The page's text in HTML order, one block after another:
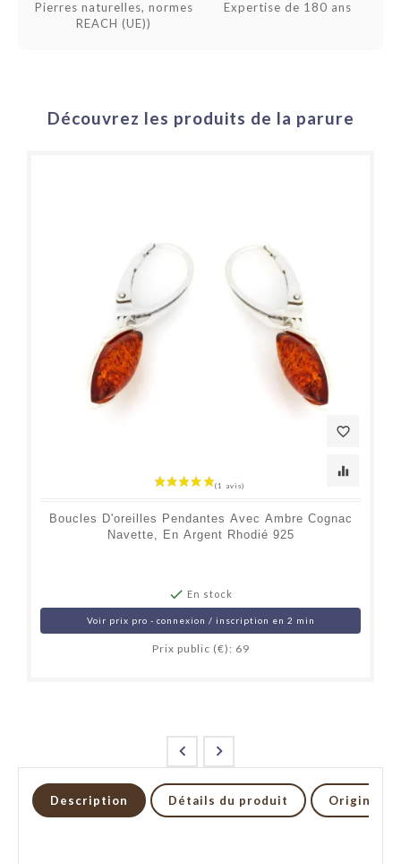
Pierres naturelles, normes
REACH (UE))
Expertise de 180 ans
Découvrez les produits de la parure
favorite_border
equalizer
Boucles D'oreilles Pendantes Avec Ambre Cognac
Navette, En Argent Rhodié 925
 En stock
Voir prix pro - connexion / inscription en 2 min
Prix public (€): 69
 
Description Détails du produit Origine